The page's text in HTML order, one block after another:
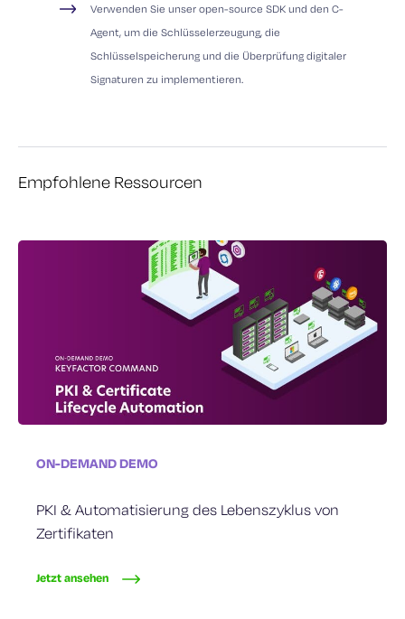
Verwenden Sie unser open-source SDK und den C-
Agent, um die Schlüsselerzeugung, die
Schlüsselspeicherung und die Überprüfung digitaler
Signaturen zu implementieren.
Empfohlene Ressourcen
ON-DEMAND DEMO
PKI & Automatisierung des Lebenszyklus von
Zertifikaten
Jetzt ansehen
ON-DEMAND DEMO
Skalierung der Zertifikatsautomatisierung in
DevOps
Jetzt ansehen
ON-DEMAND DEMO
Sicheres Code Signing für DevOps